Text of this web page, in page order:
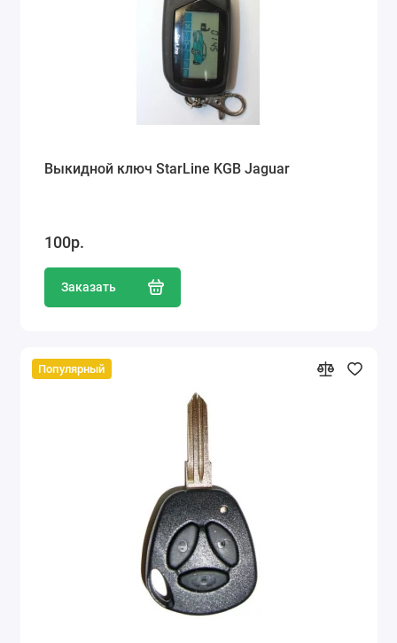
Выкидной ключ StarLine KGB Jaguar
100р.
Заказать
Популярный